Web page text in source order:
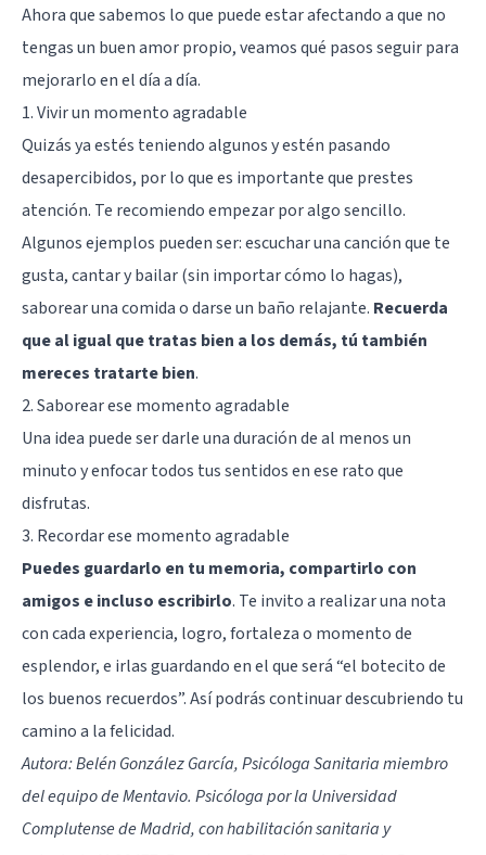
Ahora que sabemos lo que puede estar afectando a que no
tengas un buen amor propio, veamos qué pasos seguir para
mejorarlo en el día a día.
1. Vivir un momento agradable
Quizás ya estés teniendo algunos y estén pasando
desapercibidos, por lo que es importante que prestes
atención. Te recomiendo empezar por algo sencillo.
Algunos ejemplos pueden ser: escuchar una canción que te
gusta, cantar y bailar (sin importar cómo lo hagas),
saborear una comida o darse un baño relajante. Recuerda
que al igual que tratas bien a los demás, tú también
mereces tratarte bien.
2. Saborear ese momento agradable
Una idea puede ser darle una duración de al menos un
minuto y enfocar todos tus sentidos en ese rato que
disfrutas.
3. Recordar ese momento agradable
Puedes guardarlo en tu memoria, compartirlo con
amigos e incluso escribirlo. Te invito a realizar una nota
con cada experiencia, logro, fortaleza o momento de
esplendor, e irlas guardando en el que será “el botecito de
los buenos recuerdos”. Así podrás continuar descubriendo tu
camino a la felicidad.
Autora: Belén González García, Psicóloga Sanitaria miembro
del equipo deMentavio. Psicóloga por la Universidad
Complutense de Madrid, con habilitación sanitaria y